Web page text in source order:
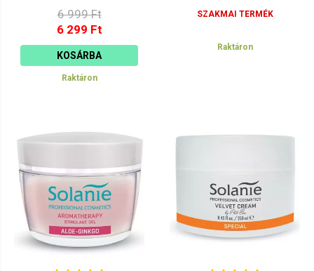
6 999 Ft
6 299 Ft
KOSÁRBA
Raktáron
SZAKMAI TERMÉK
Raktáron